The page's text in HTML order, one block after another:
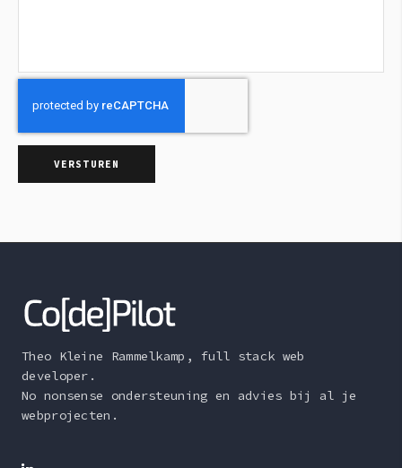
Theo Kleine Rammelkamp, full stack web
developer.
No nonsense ondersteuning en advies bij al je
webprojecten.